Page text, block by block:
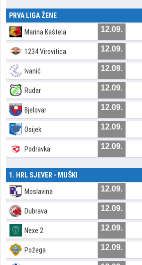
PRVA LIGA ŽENE
Marina Kaštela 12.09.
1234 Virovitica 12.09.
Ivanić 12.09.
Rudar 12.09.
Bjelovar 12.09.
Osijek 12.09.
Podravka 12.09.
1. HRL SJEVER - MUŠKI
Moslavina 12.09.
Dubrava 12.09.
Nexe 2 12.09.
Požega 12.09.